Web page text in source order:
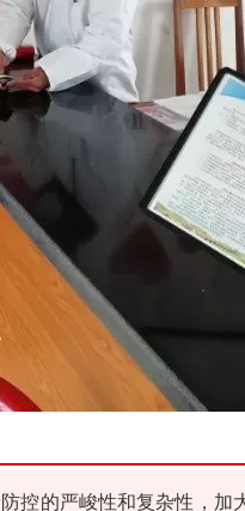
控的严峻性和复杂性，加